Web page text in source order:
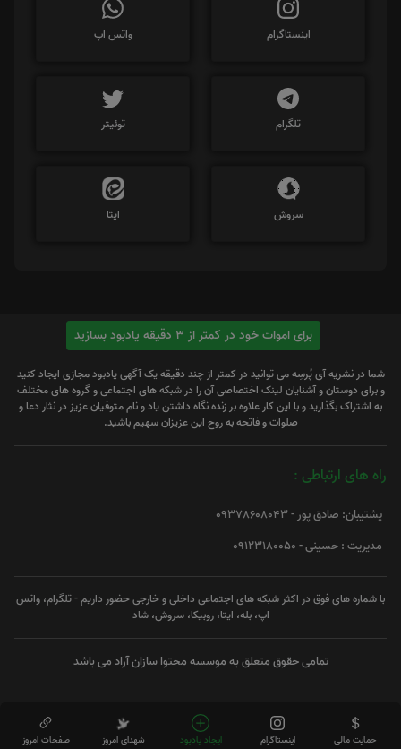
اینستاگرام واتس اپ
تلگرام توئیتر
سروش ایتا
برای اموات خود در کمتر از 3 دقیقه یادبود بسازید
شما در نشریه آی پُرسِه می توانید در کمتر از چند دقیقه یک آگهی یادبود مجازی ایجاد کنید
و برای دوستان و آشنایان لینک اختصاصی آن را در شبکه های اجتماعی و گروه های مختلف
به اشتراک بگذارید و با این کار علاوه بر زنده نگاه داشتن یاد و نام متوفیان عزیز در نثار دعا و
صلوات و فاتحه به روح این عزیزان سهیم باشید.
راه های ارتباطی :
پشتیبان: صادق پور - 09378608043
مدیریت : حسینی - 09123180050
با شماره های فوق در اکثر شبکه های اجتماعی داخلی و خارجی حضور داریم - تلگرام، واتس
اپ، بله، ایتا، روبیکا، سروش، شاد
تمامی حقوق متعلق به موسسه محتوا سازان آراد می باشد
حمایت مالی اینستاگرام ایجاد یادبود شهدای امروز صفحات امروز